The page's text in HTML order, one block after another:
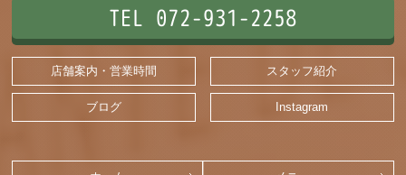
TEL 072-931-2258
店舗案内・営業時間 スタッフ紹介
ブログ Instagram